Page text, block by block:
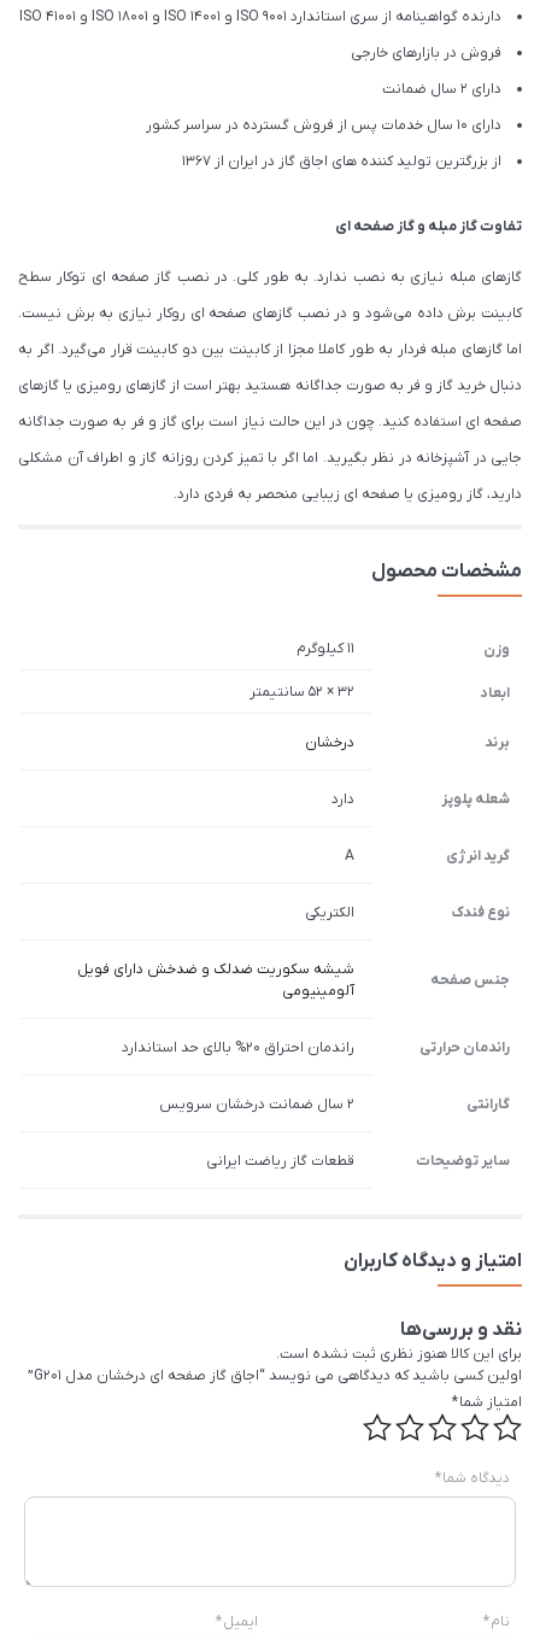
دارنده گواهینامه از سری استاندارد ISO 9001 و ISO 14001 و ISO 18001 و ISO 41001
فروش در بازارهای خارجی
دارای 2 سال ضمانت
دارای 10 سال خدمات پس از فروش گسترده در سراسر کشور
از بزرگترین تولید کننده های اجاق گاز در ایران از 1367
تفاوت گاز مبله و گاز صفحه ای
گازهای مبله نیازی به نصب ندارد. به طور کلی. در نصب گاز صفحه ای توکار سطح
کابینت برش داده می‌شود و در نصب گازهای صفحه ای روکار نیازی به برش نیست.
اما گازهای مبله فردار به طور کاملا مجزا از کابینت بین دو کابینت قرار می‌گیرد. اگر به
دنبال خرید گاز و فر به صورت جداگانه هستید بهتر است از گازهای رومیزی یا گازهای
صفحه ای استفاده کنید. چون در این حالت نیاز است برای گاز و فر به صورت جداگانه
جایی در آشپزخانه در نظر بگیرید. اما اگر با تمیز کردن روزانه گاز و اطراف آن مشکلی
دارید، گاز رومیزی یا صفحه ای زیبایی منحصر به فردی دارد.
مشخصات محصول
وزن 11 کیلوگرم
ابعاد 32 × 52 سانتیمتر
برند درخشان
شعله پلوپز دارد
گرید انرژی A
نوع فندک الکتریکی
جنس صفحه
شیشه سکوریت ضدلک و ضدخش دارای فویل
آلومینیومی
راندمان حرارتی راندمان احتراق 20% بالای حد استاندارد
گارانتی 2 سال ضمانت درخشان سرویس
سایر توضیحات قطعات گاز ریاضت ایرانی
امتیاز و دیدگاه کاربران
نقد و بررسی‌ها
برای این کالا هنوز نظری ثبت نشده است.
اولین کسی باشید که دیدگاهی می نویسد “اجاق گاز صفحه ای درخشان مدل G201”
امتیاز شما*
دیدگاه شما*
نام* ایمیل*